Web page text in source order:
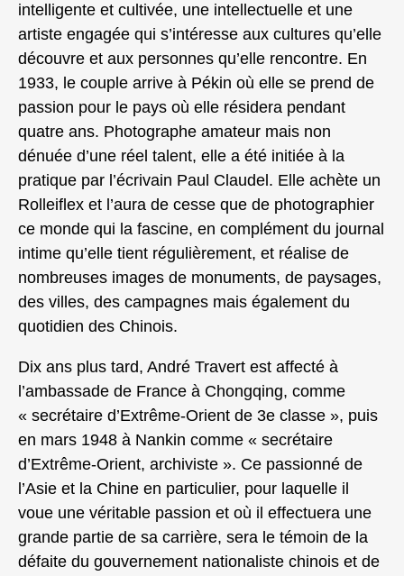
intelligente et cultivée, une intellectuelle et une
artiste engagée qui s’intéresse aux cultures qu’elle
découvre et aux personnes qu’elle rencontre. En
1933, le couple arrive à Pékin où elle se prend de
passion pour le pays où elle résidera pendant
quatre ans. Photographe amateur mais non
dénuée d’une réel talent, elle a été initiée à la
pratique par l’écrivain Paul Claudel. Elle achète un
Rolleiflex et l’aura de cesse que de photographier
ce monde qui la fascine, en complément du journal
intime qu’elle tient régulièrement, et réalise de
nombreuses images de monuments, de paysages,
des villes, des campagnes mais également du
quotidien des Chinois.
Dix ans plus tard, André Travert est affecté à
l’ambassade de France à Chongqing, comme
« secrétaire d’Extrême-Orient de 3e classe », puis
en mars 1948 à Nankin comme « secrétaire
d’Extrême-Orient, archiviste ». Ce passionné de
l’Asie et la Chine en particulier, pour laquelle il
voue une véritable passion et où il effectuera une
grande partie de sa carrière, sera le témoin de la
défaite du gouvernement nationaliste chinois et de